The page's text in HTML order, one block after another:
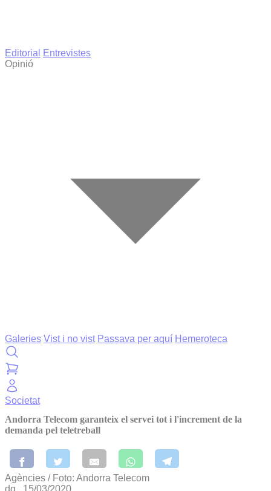
Editorial
Entrevistes
Opinió
Galeries Vist i no vist Passava per aquí Hemeroteca
Societat
Andorra Telecom garanteix el servei tot i l'increment de la
demanda pel teletreball
Agències / Foto: Andorra Telecom
dg., 15/03/2020